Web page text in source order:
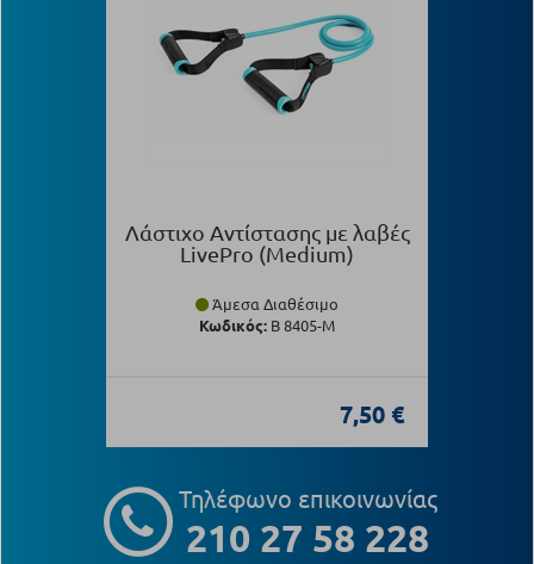
Λάστιχο Αντίστασης με λαβές
LivePro (Medium)
Άμεσα Διαθέσιμο
Κωδικός: Β 8405-M
7,50 €
Τηλέφωνο επικοινωνίας
210 27 58 228